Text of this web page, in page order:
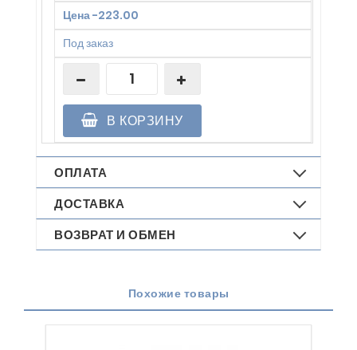
Цена-223.00
Под заказ
В КОРЗИНУ
ОПЛАТА
ДОСТАВКА
ВОЗВРАТ И ОБМЕН
Похожие товары